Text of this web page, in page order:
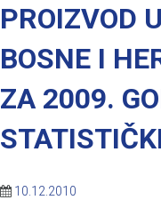
PROIZVOD
BOSNE I
ZA 2009.
10.12.2010